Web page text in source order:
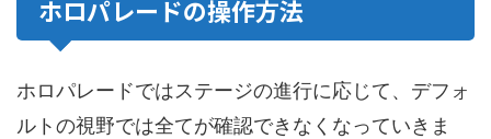
ホロパレードの操作方法
ホロパレードではステージの進行に応じて、デフォ
ルトの視野では全てが確認できなくなっていきま